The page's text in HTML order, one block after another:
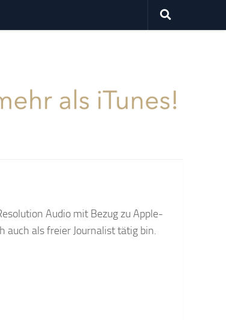
Audio mit Bezug zu Apple-
auch als freier Journalist tätig bin.